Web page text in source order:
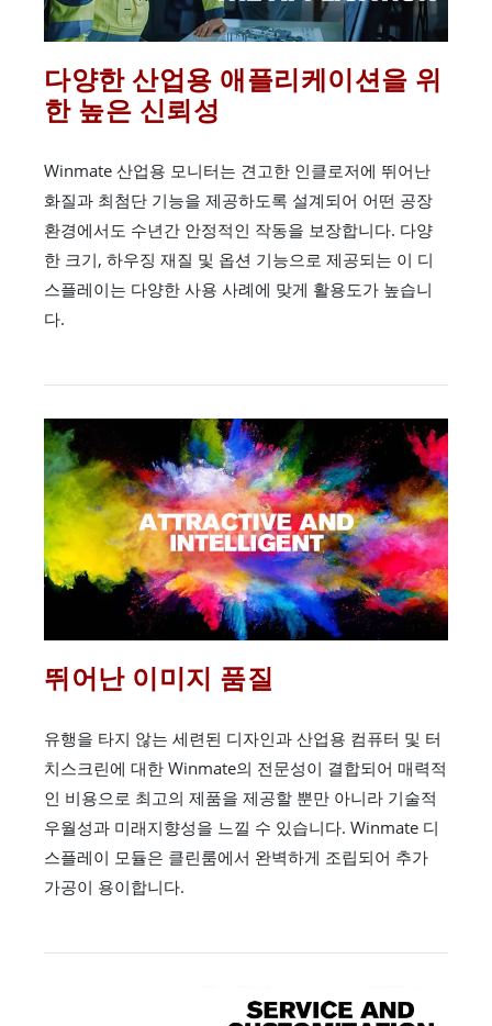
다양한 산업용 애플리케이션을 위
한 높은 신뢰성
Winmate 산업용 모니터는 견고한 인클로저에 뛰어난
화질과 최첨단 기능을 제공하도록 설계되어 어떤 공장
환경에서도 수년간 안정적인 작동을 보장합니다. 다양
한 크기, 하우징 재질 및 옵션 기능으로 제공되는 이 디
스플레이는 다양한 사용 사례에 맞게 활용도가 높습니
다.
뛰어난 이미지 품질
유행을 타지 않는 세련된 디자인과 산업용 컴퓨터 및 터
치스크린에 대한 Winmate의 전문성이 결합되어 매력적
인 비용으로 최고의 제품을 제공할 뿐만 아니라 기술적
우월성과 미래지향성을 느낄 수 있습니다. Winmate 디
스플레이 모듈은 클린룸에서 완벽하게 조립되어 추가
가공이 용이합니다.